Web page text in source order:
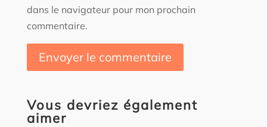
dans le navigateur pour mon prochain
commentaire.
Envoyer le commentaire
Vous devriez également
aimer